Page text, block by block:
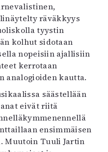
räväkkyys
tyystin
kolhut sidotaan
nopeisiin ajallisiin
kerrotaan
analogioiden kautta.
säästellään
eivät riitä
ensimmäisen
Muutoin Tuuli Jartin